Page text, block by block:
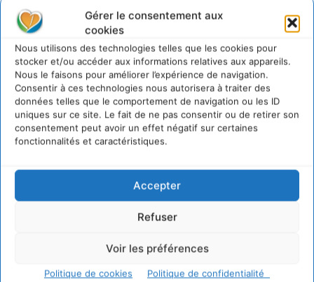
Gérer le consentement aux
cookies
Nous utilisons des technologies telles que les cookies pour
stocker et/ou accéder aux informations relatives aux appareils.
Nous le faisons pour améliorer l’expérience de navigation.
Consentir à ces technologies nous autorisera à traiter des
données telles que le comportement de navigation ou les ID
uniques sur ce site. Le fait de ne pas consentir ou de retirer son
consentement peut avoir un effet négatif sur certaines
fonctionnalités et caractéristiques.
Accepter
Refuser
Voir les préférences
Politique de cookies Politique de confidentialité
https://cdurable.info
Journaliste de solutions écologiques et sociales en
Occitanie.
Lire aussi
coopération avec un Commun
d’Accompagnement des Transitions
7 août 2026